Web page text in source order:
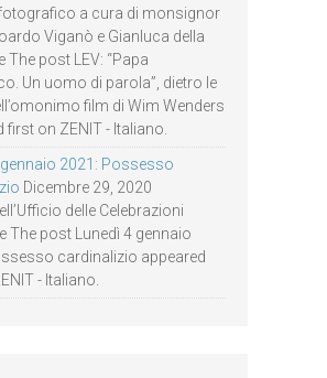
a cura di monsignor
Viganò e Gianluca della
The post LEV: “Papa
Un uomo di parola”, dietro le
film di Wim Wenders
first on ZENIT - Italiano.
gennaio 2021: Possesso
Dicembre 29, 2020
delle Celebrazioni
The post Lunedì 4 gennaio
cardinalizio appeared
- Italiano.